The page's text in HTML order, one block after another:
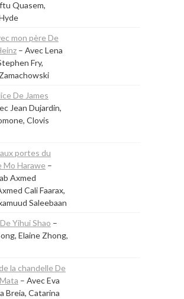
Quasem,
mon père De
– Avec Lena
Fry,
De James
Jean Dujardin,
Clovis
portes du
Mo Harawe –
Axmed
Cali Faarax,
Saleebaan
Yihui Shao –
Elaine Zhong,
la chandelle De
– Avec Eva
Breia, Catarina